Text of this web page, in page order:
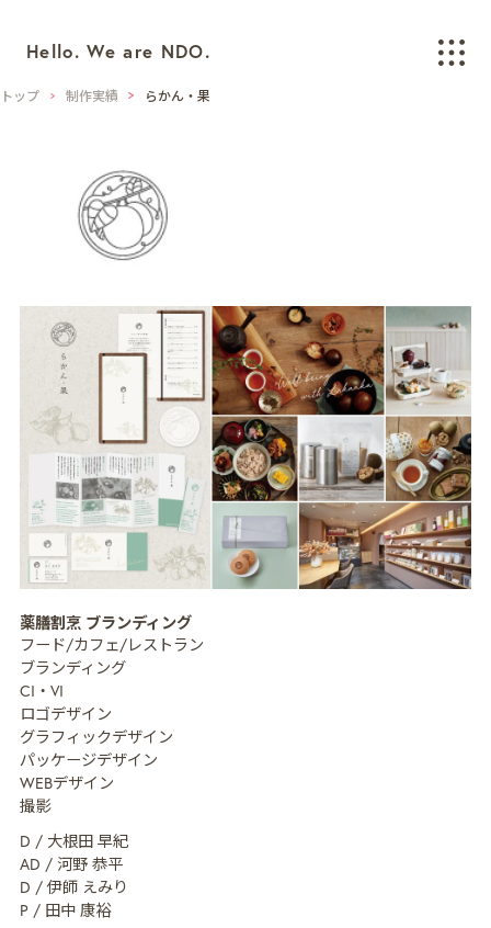
Hello. We are NDO.
WORKS制作実績
BRANDINGブランディング
GRAPHICグラフィックデザイン
PACKAGINGパッケージデザイン
WEB ウェブデザイン
SPACE/INTERIOR空間デザイン
MISSIONミッション
CREATIVE MENU
COMPANY
CREATORS クリエイター紹介
RECRUIT
NEWS
COLUMNNDOのノート
CONTACT
トップ 制作実績 らかん・果
薬膳割烹 ブランディング
フード/カフェ/レストラン
ブランディング
CI・VI
ロゴデザイン
グラフィックデザイン
パッケージデザイン
WEBデザイン
撮影
D / 大根田 早紀
AD / 河野 恭平
D / 伊師 えみり
P / 田中 康裕